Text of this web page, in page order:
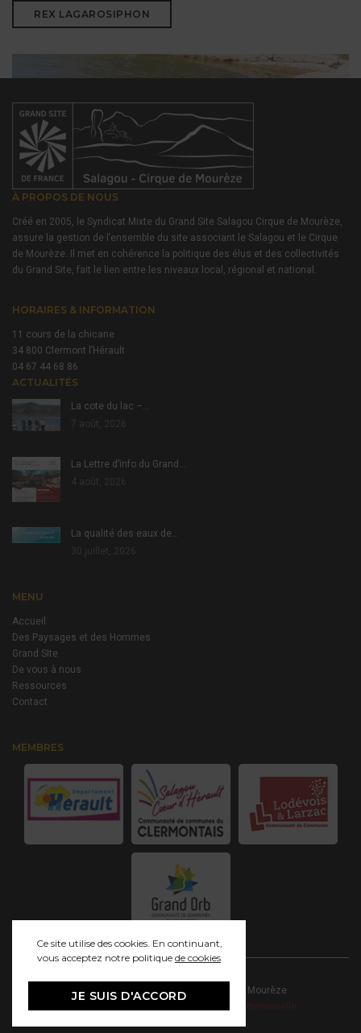
REX LAGAROSIPHON
À PROPOS DE NOUS
Créé en 2005, le Syndicat Mixte du Grand Site Salagou Cirque de Mourèze,
assure la gestion de l’ensemble du site associant le Salagou et le Cirque
de Mourèze. Il met en cohérence la politique des élus et des collectivités
du Grand Site, fait le lien entre les niveaux local, régional et national.
HORAIRES & INFORMATION
11 cours de la chicane
34 800 Clermont l’Hérault
04 67 44 68 86
ACTUALITÉS
La cote du lac –…
La Lettre d’info du Grand…
La qualité des eaux de…
MENU
Accueil
Des Paysages et des Hommes
Grand SIte
De vous à nous
Ressources
Contact
MEMBRES
© 2021 Grand Site Salagou - Cirque de Mourèze
Création - Studio Mademoiselle
Ce site utilise des cookies. En continuant,
vous acceptez notre politique de cookies
JE SUIS D'ACCORD